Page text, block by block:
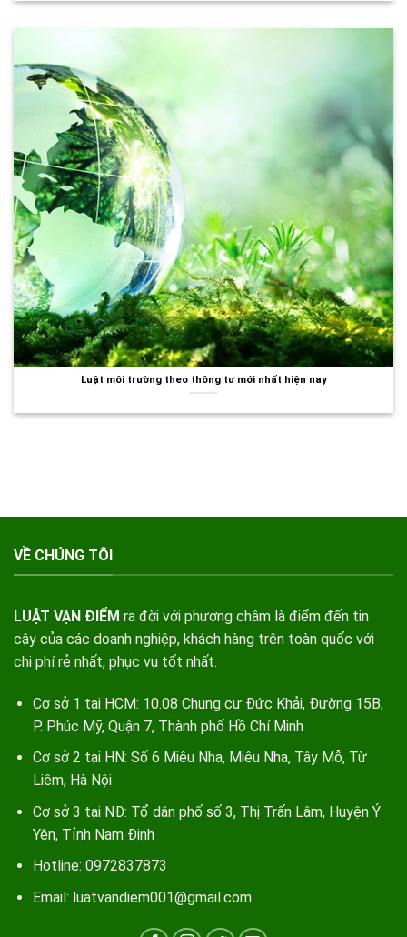
Luật môi trường theo thông tư mới nhất hiện nay
VỀ CHÚNG TÔI
LUẬT VẠN ĐIỂM ra đời với phương châm là điểm đến tin
cậy của các doanh nghiệp, khách hàng trên toàn quốc với
chi phí rẻ nhất, phục vụ tốt nhất.
Cơ sở 1 tại HCM: 10.08 Chung cư Đức Khải, Đường 15B,
P. Phúc Mỹ, Quận 7, Thành phố Hồ Chí Minh
Cơ sở 2 tại HN: Số 6 Miêu Nha, Miêu Nha, Tây Mỗ, Từ
Liêm, Hà Nội
Cơ sở 3 tại NĐ: Tổ dân phố số 3, Thị Trấn Lâm, Huyện Ý
Yên, Tỉnh Nam Định
Hotline: 0972837873
Email: luatvandiem001@gmail.com